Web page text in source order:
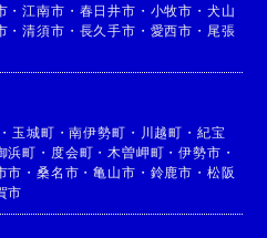
・江南市 ・ 春日井市 ・ 小牧市 ・ 犬山
・清須市 ・ 長久手市 ・ 愛西市 ・ 尾張
・ 玉城町 ・南伊勢町 ・ 川越町 ・ 紀宝
浜町 ・ 度会町 ・ 木曽岬町 ・伊勢市 ・
市 ・桑名市 ・亀山市 ・ 鈴鹿市 ・ 松阪
市